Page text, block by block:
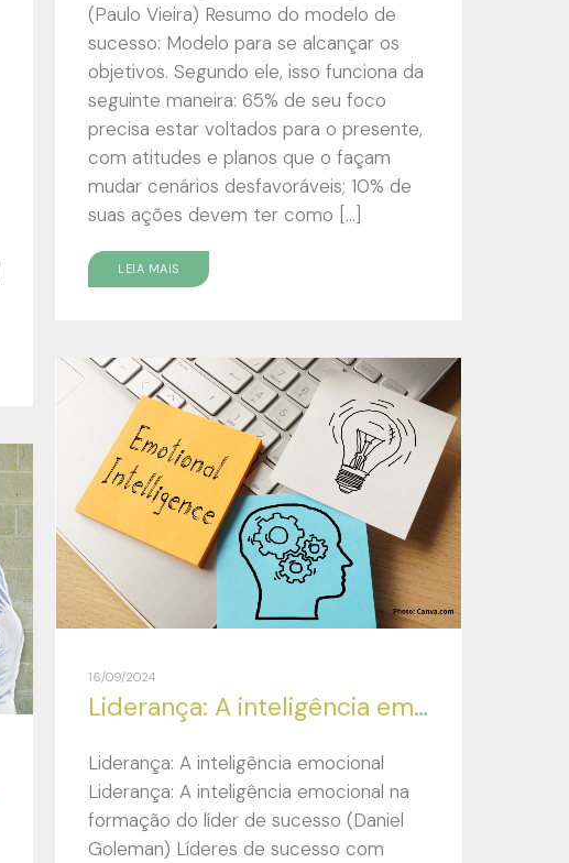
(Paulo Vieira) Resumo do modelo de
sucesso: Modelo para se alcançar os
objetivos. Segundo ele, isso funciona da
seguinte maneira: 65% de seu foco
precisa estar voltados para o presente,
com atitudes e planos que o façam
mudar cenários desfavoráveis; 10% de
suas ações devem ter como […]
LEIA MAIS
16/09/2024
Liderança: A inteligência emocional na formação do líder de sucesso (Daniel Goleman)
Liderança: A inteligência emocional
Liderança: A inteligência emocional na
formação do líder de sucesso (Daniel
Goleman) Líderes de sucesso com